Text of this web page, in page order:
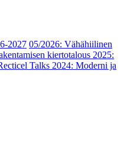
2027 05/2026: Vähähiilinen
kiertotalous 2025:
Talks 2024: Moderni ja